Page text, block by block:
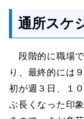
通所スケ
段階的に職場
り、最終的には
初が週３日、１
ぶ長くなった印